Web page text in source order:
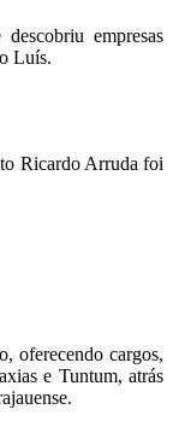
empresas
Luís.
Ricardo Arruda foi
oferecendo cargos,
e Tuntum, atrás